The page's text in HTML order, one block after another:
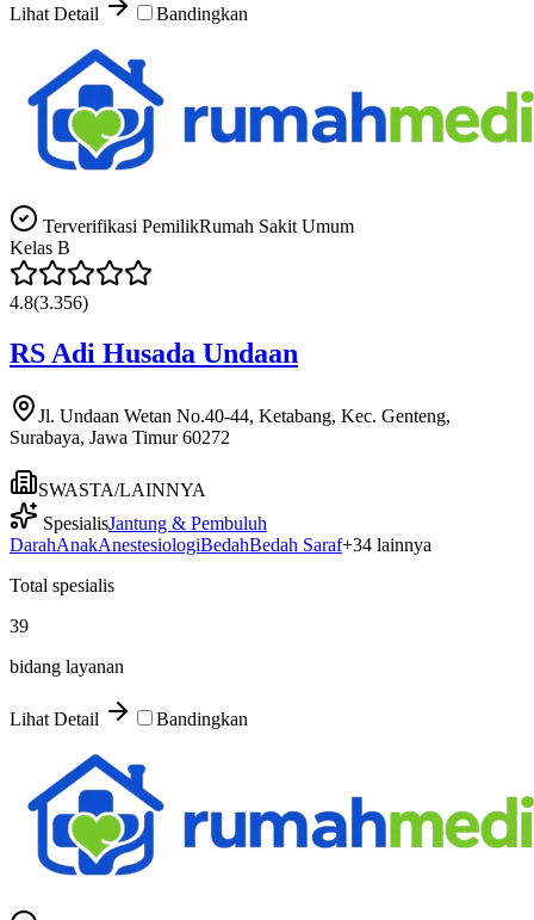
Lihat Detail Bandingkan
Terverifikasi PemilikRumah Sakit Umum
Kelas B
4.8(3.356)
RS Adi Husada Undaan
Jl. Undaan Wetan No.40-44, Ketabang, Kec. Genteng,
Surabaya, Jawa Timur 60272
SWASTA/LAINNYA
SpesialisJantung & Pembuluh
DarahAnakAnestesiologiBedahBedah Saraf+34 lainnya
Total spesialis
39
bidang layanan
Lihat Detail Bandingkan